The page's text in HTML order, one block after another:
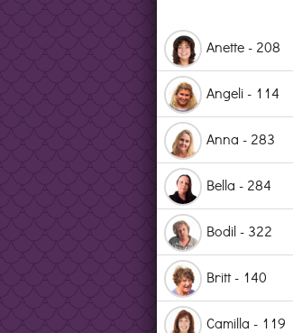
Anette - 208
Angeli - 114
Anna - 283
Bella - 284
Bodil - 322
Britt - 140
Camilla - 119